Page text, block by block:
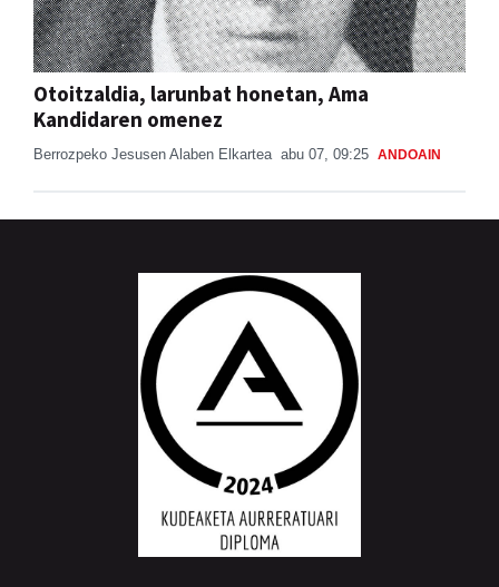
Otoitzaldia, larunbat honetan, Ama
Kandidaren omenez
Berrozpeko Jesusen Alaben Elkartea abu 07, 09:25 ANDOAIN